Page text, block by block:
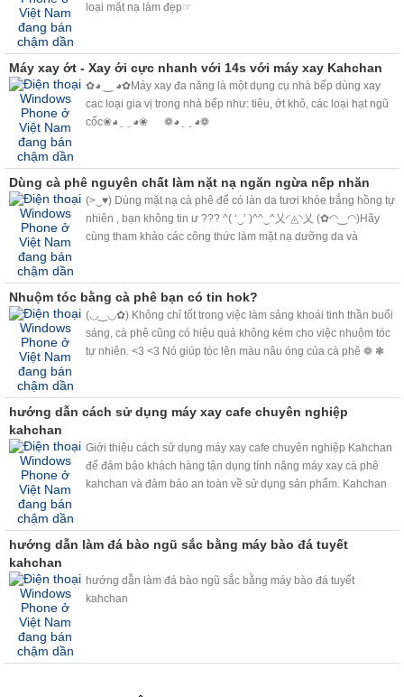
loại mặt nạ làm đẹp☞
Máy xay ớt - Xay ới cực nhanh với 14s với máy xay Kahchan
✿◕ ‿ ◕✿Máy xay đa năng là một dụng cụ nhà bếp dùng xay
cac loại gia vị trong nhà bếp như: tiêu, ớt khô, các loại hạt ngũ
cốc❀◕ ‿ ◕❀ ❁◕ ‿ ◕❁
Dùng cà phê nguyên chất làm nặt nạ ngăn ngừa nếp nhăn
(>‿♥) Dùng mặt nạ cà phê để có làn da tươi khỏe trắng hồng tự
nhiên , bạn không tin ư ??? ^( ‘‿’ )^^‿^乂◜◬◝乂 (✿◠‿◠)Hãy
cùng tham khảo các công thức làm mặt nạ dưỡng da và
mang lại. <3<3
Nhuộm tóc bằng cà phê bạn có tin hok?
(◡‿◡✿) Không chỉ tốt trong việc làm sảng khoái tinh thần buổi
sáng, cà phê cũng có hiệu quả không kém cho việc nhuộm tóc
tự nhiên. <3 <3 Nó giúp tóc lên màu nâu óng của cà phê ❁ ❃
hướng dẫn cách sử dụng máy xay cafe chuyên nghiệp
kahchan
Giới thiệu cách sử dụng máy xay cafe chuyên nghiệp Kahchan
để đảm bảo khách hàng tận dụng tính năng máy xay cà phê
kahchan và đảm bảo an toàn về sử dụng sản phẩm. Kahchan
hướng dẫn làm đá bào ngũ sắc bằng máy bào đá tuyết
kahchan
hướng dẫn làm đá bào ngũ sắc bằng máy bào đá tuyết
kahchan